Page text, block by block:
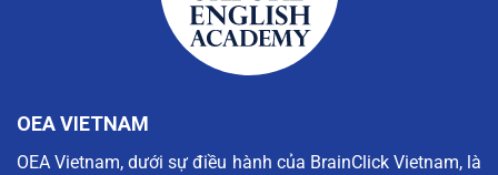
OEA VIETNAM
OEA Vietnam, dưới sự điều hành của BrainClick Vietnam, là